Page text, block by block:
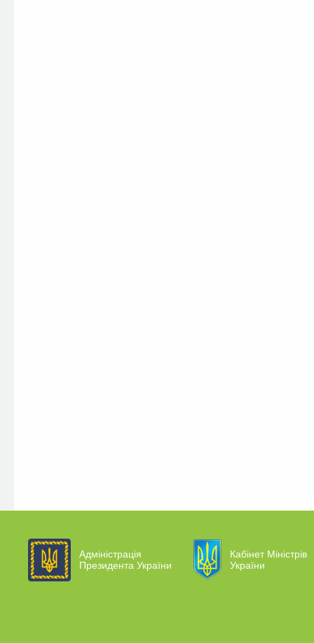
Адміністрація
Президента України
Кабінет Міністрів
України